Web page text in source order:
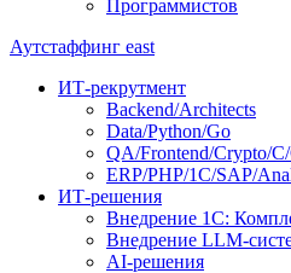
Программистов
Аутстаффинг east
ИТ-рекрутмент
Backend/Architects
Data/Python/Go
QA/Frontend/Crypto/
ERP/PHP/1C/SAP/
ИТ-решения
Внедрение 1С:
Внедрение LLM-
AI-решения